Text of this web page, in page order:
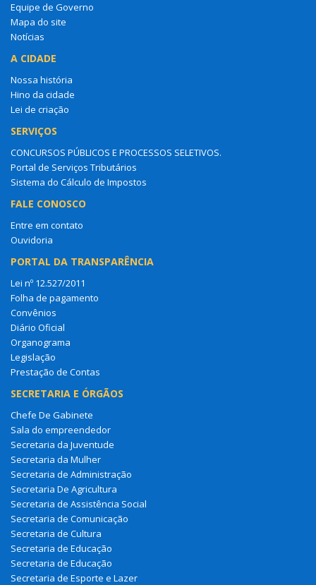
Equipe de Governo
Mapa do site
Notícias
A CIDADE
Nossa história
Hino da cidade
Lei de criação
SERVIÇOS
CONCURSOS PÚBLICOS E PROCESSOS SELETIVOS.
Portal de Serviços Tributários
Sistema do Cálculo de Impostos
FALE CONOSCO
Entre em contato
Ouvidoria
PORTAL DA TRANSPARÊNCIA
Lei nº 12.527/2011
Folha de pagamento
Convênios
Diário Oficial
Organograma
Legislação
Prestação de Contas
SECRETARIA E ÓRGÃOS
Chefe De Gabinete
Sala do empreendedor
Secretaria da Juventude
Secretaria da Mulher
Secretaria de Administração
Secretaria De Agricultura
Secretaria de Assistência Social
Secretaria de Comunicação
Secretaria de Cultura
Secretaria de Educação
Secretaria de Educação
Secretaria de Esporte e Lazer